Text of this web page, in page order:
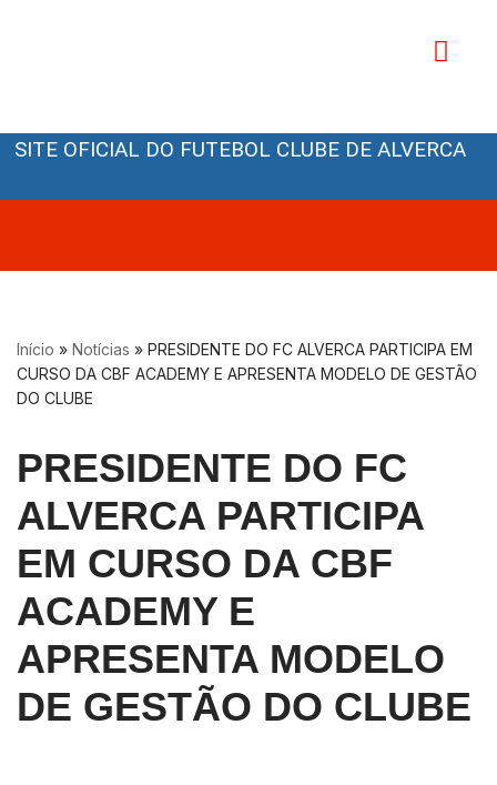
conteúdo
SITE OFICIAL DO FUTEBOL CLUBE DE ALVERCA
Início » Notícias » PRESIDENTE DO FC ALVERCA PARTICIPA EM
CURSO DA CBF ACADEMY E APRESENTA MODELO DE GESTÃO
DO CLUBE
PRESIDENTE DO FC
ALVERCA PARTICIPA
EM CURSO DA CBF
ACADEMY E
APRESENTA MODELO
DE GESTÃO DO CLUBE